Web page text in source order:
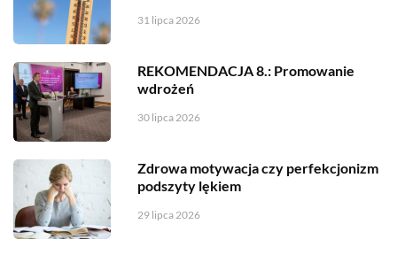
31 lipca 2026
REKOMENDACJA 8.: Promowanie
wdrożeń
30 lipca 2026
Zdrowa motywacja czy perfekcjonizm
podszyty lękiem
29 lipca 2026